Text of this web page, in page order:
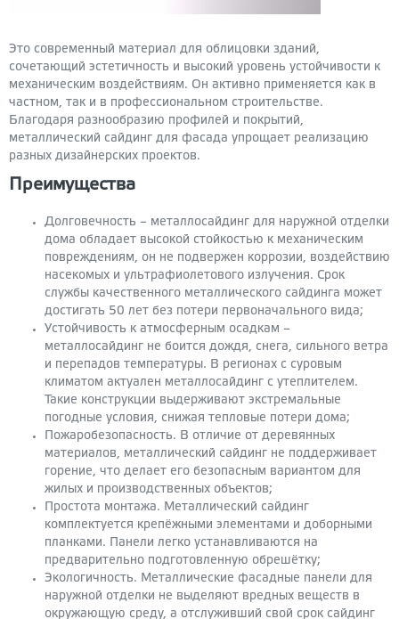
Это современный материал для облицовки зданий,
сочетающий эстетичность и высокий уровень устойчивости к
механическим воздействиям. Он активно применяется как в
частном, так и в профессиональном строительстве.
Благодаря разнообразию профилей и покрытий,
металлический сайдинг для фасада упрощает реализацию
разных дизайнерских проектов.
Преимущества
Долговечность – металлосайдинг для наружной отделки
дома обладает высокой стойкостью к механическим
повреждениям, он не подвержен коррозии, воздействию
насекомых и ультрафиолетового излучения. Срок
службы качественного металлического сайдинга может
достигать 50 лет без потери первоначального вида;
Устойчивость к атмосферным осадкам –
металлосайдинг не боится дождя, снега, сильного ветра
и перепадов температуры. В регионах с суровым
климатом актуален металлосайдинг с утеплителем.
Такие конструкции выдерживают экстремальные
погодные условия, снижая тепловые потери дома;
Пожаробезопасность. В отличие от деревянных
материалов, металлический сайдинг не поддерживает
горение, что делает его безопасным вариантом для
жилых и производственных объектов;
Простота монтажа. Металлический сайдинг
комплектуется крепёжными элементами и доборными
планками. Панели легко устанавливаются на
предварительно подготовленную обрешётку;
Экологичность. Металлические фасадные панели для
наружной отделки не выделяют вредных веществ в
окружающую среду, а отслуживший свой срок сайдинг